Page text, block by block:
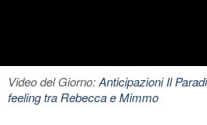
Video del Giorno:Anticipazioni Il
feeling tra Rebecca e Mimmo